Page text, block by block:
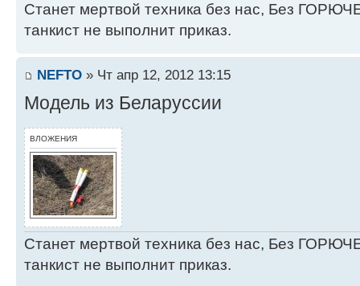
Станет мертвой техника без нас, Без
танкист не выполнит приказ.
NEFTO » Чт апр 12, 2012 13:15
Модель из Беларуссии
ВЛОЖЕНИЯ
Станет мертвой техника без нас, Без
танкист не выполнит приказ.